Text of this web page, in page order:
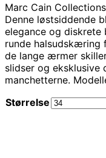
Marc Cain
Denne løstsiddende
elegance og diskrete
runde halsudskæring
de lange ærmer
slidser og eksklusive
manchetterne.
Størrelse